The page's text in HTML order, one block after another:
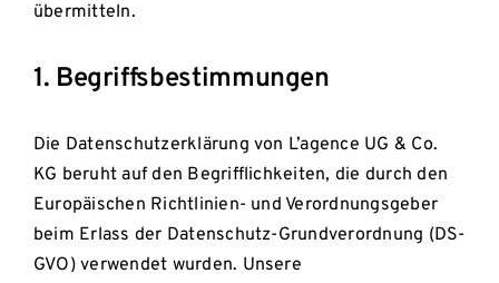
übermitteln.
1. Begriffsbestimmungen
Die Datenschutzerklärung von L’agence UG & Co.
KG beruht auf den Begrifflichkeiten, die durch den
Europäischen Richtlinien- und Verordnungsgeber
beim Erlass der Datenschutz-Grundverordnung (DS-
GVO) verwendet wurden. Unsere